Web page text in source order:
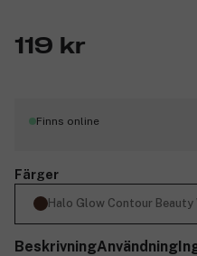
119 kr
Finns online
Färger
Halo Glow Contour Beauty
BeskrivningAnvändning